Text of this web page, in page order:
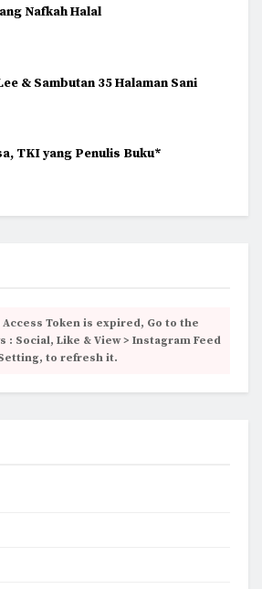
Nafkah Halal
& Sambutan 35 Halaman Sani
TKI yang Penulis Buku*
Token is expired, Go to the
: Social, Like & View > Instagram Feed
to refresh it.